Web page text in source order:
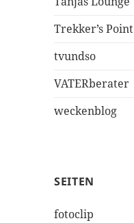
Trekker’s Point
tvundso
VATERberater
weckenblog
SEITEN
fotoclip